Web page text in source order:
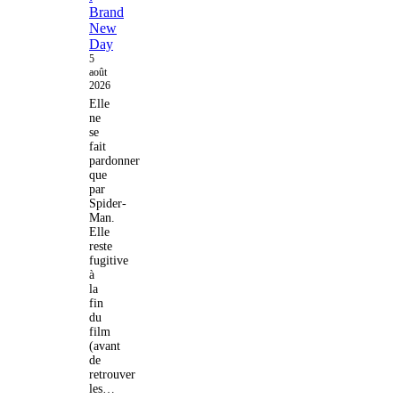
Brand
New
Day
5
août
2026
Elle
ne
se
fait
pardonner
que
par
Spider-
Man.
Elle
reste
fugitive
à
la
fin
du
film
(avant
de
retrouver
les…